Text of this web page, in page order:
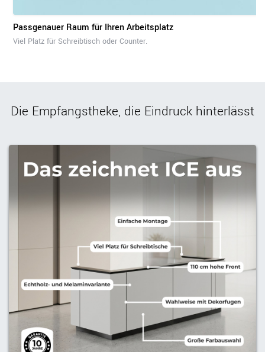
Passgenauer Raum für Ihren Arbeitsplatz
Viel Platz für Schreibtisch oder Counter.
Die Empfangstheke, die Eindruck hinterlässt